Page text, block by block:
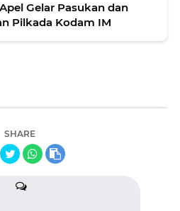
Gelar Pasukan dan
Pilkada Kodam IM
SHARE